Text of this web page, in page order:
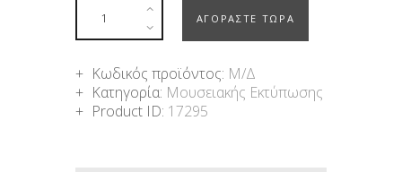
ΑΓΟΡΑΣΤΕ ΤΩΡΑ
Κωδικός προϊόντος: Μ/Δ
Κατηγορία: Μουσειακής Εκτύπωσης
Product ID: 17295